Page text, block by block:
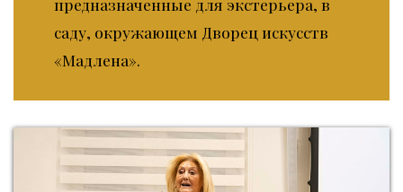
саду, окружающем Дворец искусств
«Мадлена».